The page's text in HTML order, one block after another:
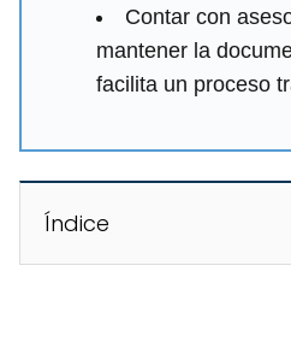
Contar con
mantener la
facilita un proceso
Índice